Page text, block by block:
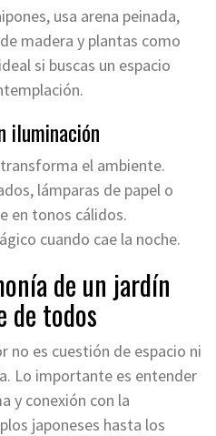
usa arena peinada,
madera y plantas como
si buscas un espacio
iluminación
transforma el ambiente.
lámparas de papel o
en tonos cálidos.
cuando cae la noche.
de un jardín
de todos
no es cuestión de espacio ni
Lo importante es entender
y conexión con la
japoneses hasta los